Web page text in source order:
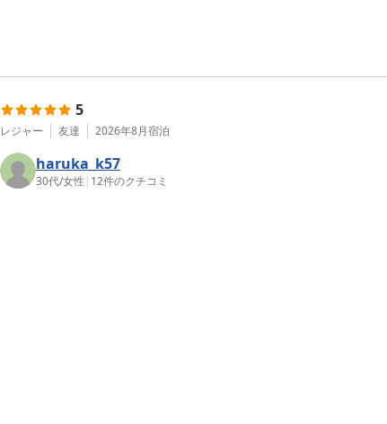
5
レジャー 友達 2026年8月宿泊
haruka_k57
30代/女性 | 12件のクチコミ